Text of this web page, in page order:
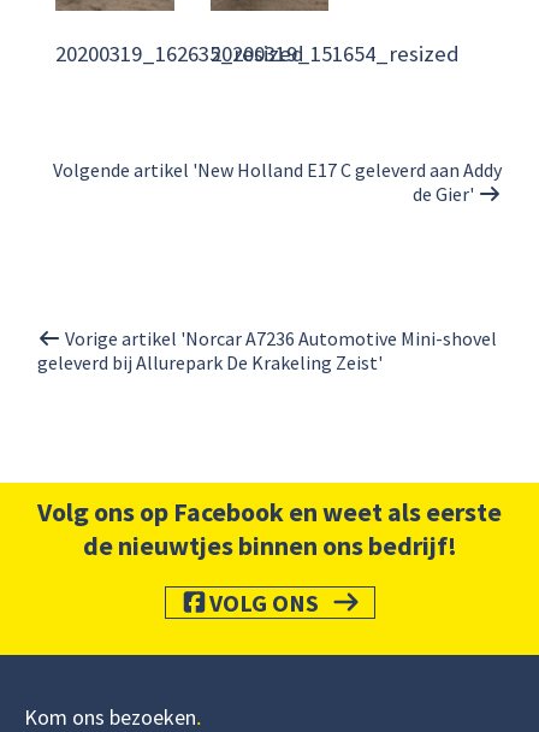
20200319_162635_resized20200319_151654_resized
Volgende artikel 'New Holland E17 C geleverd aan Addy
de Gier'
Vorige artikel 'Norcar A7236 Automotive Mini-shovel
geleverd bij Allurepark De Krakeling Zeist'
Volg ons op Facebook en weet als eerste
de nieuwtjes binnen ons bedrijf!
VOLG ONS
Kom ons bezoeken